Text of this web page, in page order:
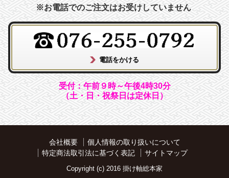
※お電話でのご注文はお受けしていません
受付：午前９時～午後4時30分
（土・日・祝祭日は定休日）
会社概要
個人情報の取り扱いについて
特定商法取引法に基づく表記
サイトマップ
Copyright (c) 2016 掛け軸総本家